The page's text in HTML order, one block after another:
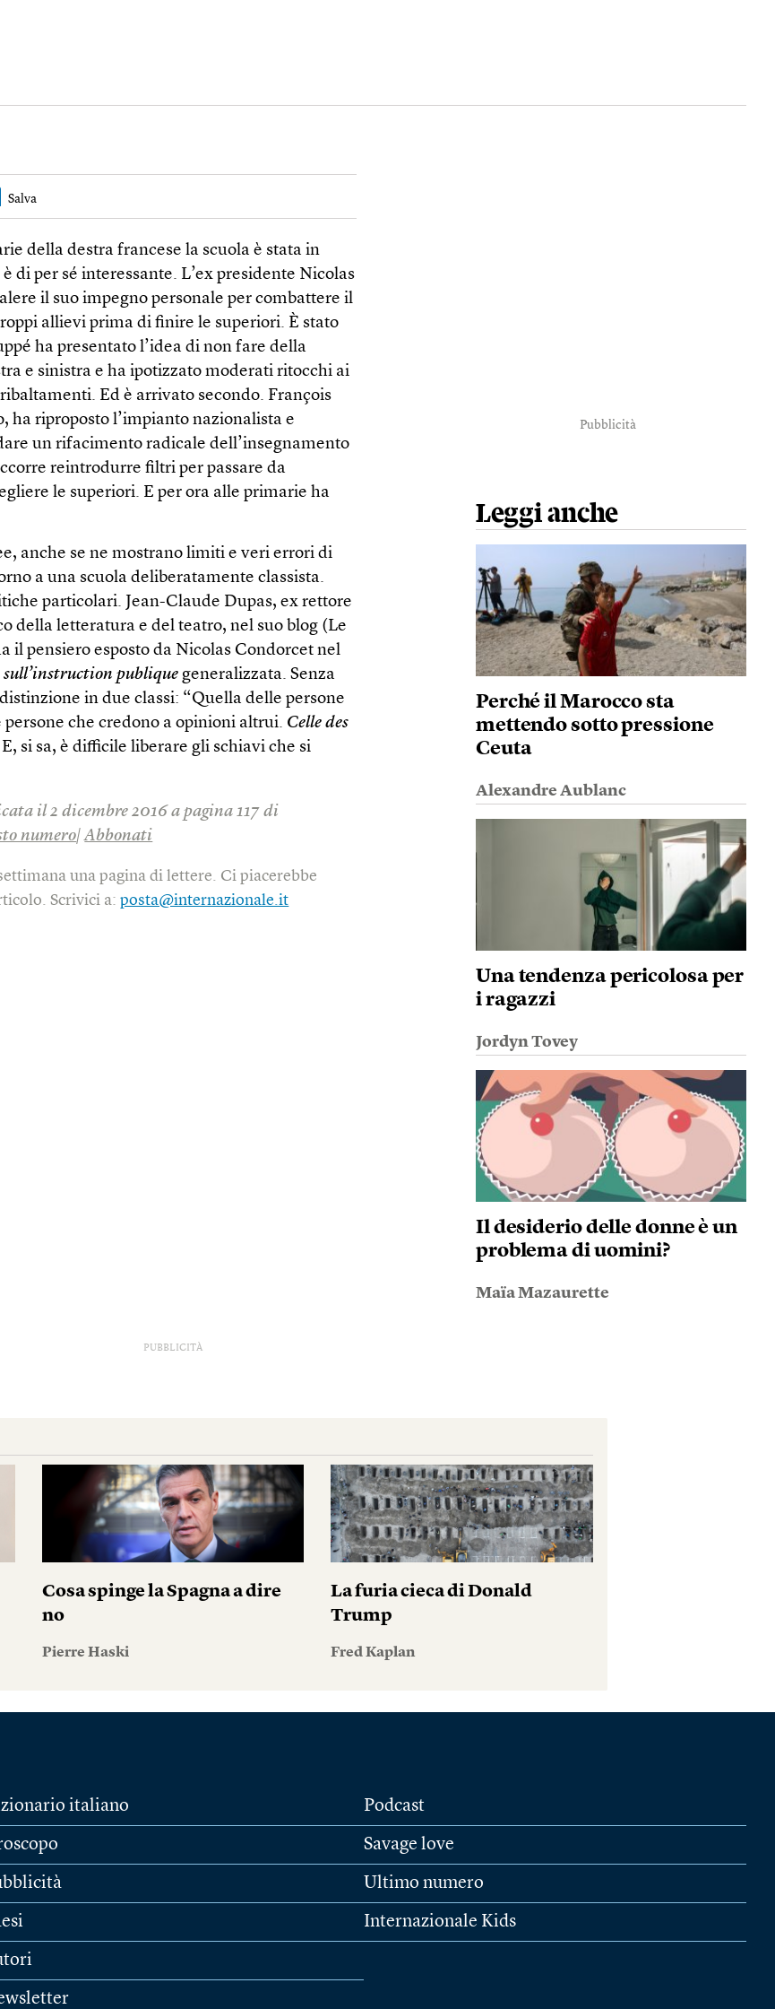
della destra francese la scuola è stata in
di per sé interessante. L’ex presidente Nicolas
il suo impegno personale per combattere il
allievi prima di finire le superiori. È stato
ha presentato l’idea di non fare della
e sinistra e ha ipotizzato moderati ritocchi ai
Ed è arrivato secondo. François
ha riproposto l’impianto nazionalista e
un rifacimento radicale dell’insegnamento
reintrodurre filtri per passare da
le superiori. E per ora alle primarie ha
anche se ne mostrano limiti e veri errori di
a una scuola deliberatamente classista.
particolari. Jean-Claude Dupas, ex rettore
della letteratura e del teatro, nel suo blog (Le
il pensiero esposto da Nicolas Condorcet nel
sull’instruction publique generalizzata. Senza
in due classi: “Quella delle persone
che credono a opinioni altrui. Celle des
E, si sa, è difficile liberare gli schiavi che si
il 2 dicembre 2016 a pagina 117 di
numero| Abbonati
una pagina di lettere. Ci piacerebbe
Scrivici a:posta@internazionale.it
Pubblicità
Leggi anche
Perché il Marocco sta
mettendo sotto pressione
Ceuta
Alexandre Aublanc
Una tendenza pericolosa per
i ragazzi
Jordyn Tovey
Il desiderio delle donne è un
problema di uomini?
Maïa Mazaurette
PUBBLICITÀ
Cosa spinge la Spagna a dire
no
Pierre Haski
La furia cieca di Donald
Trump
Fred Kaplan
italiano Podcast
Savage love
Ultimo numero
Internazionale Kids